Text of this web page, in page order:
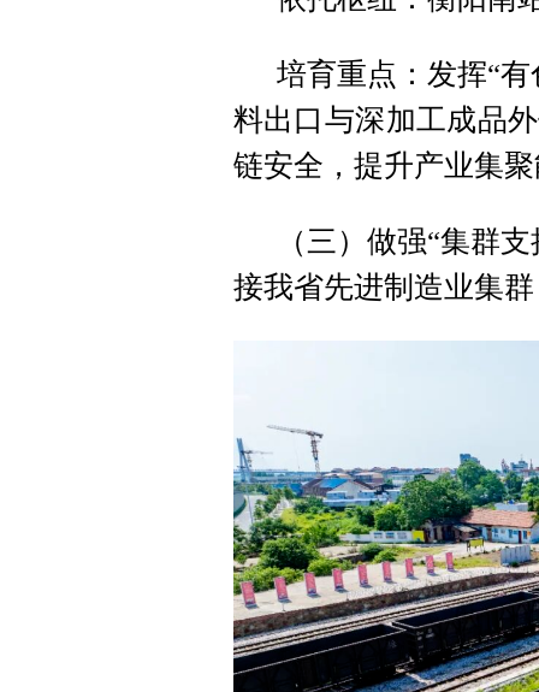
培育重点：发挥“
料出口与深加工成品
链安全，提升产业集
（三）做强“集群
接我省先进制造业集